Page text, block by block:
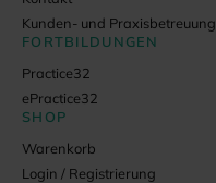
Kunden- und Praxisbetreuung
FORTBILDUNGEN
Practice32
ePractice32
SHOP
Warenkorb
Login / Registrierung